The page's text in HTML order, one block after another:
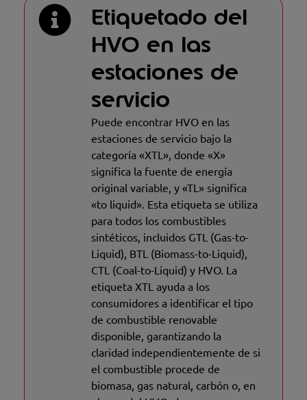
Etiquetado del
HVO en las
estaciones de
servicio
Puede encontrar HVO en las
estaciones de servicio bajo la
categoría «XTL», donde «X»
significa la fuente de energía
original variable, y «TL» significa
«to liquid». Esta etiqueta se utiliza
para todos los combustibles
sintéticos, incluidos GTL (Gas-to-
Liquid), BTL (Biomass-to-Liquid),
CTL (Coal-to-Liquid) y HVO. La
etiqueta XTL ayuda a los
consumidores a identificar el tipo
de combustible renovable
disponible, garantizando la
claridad independientemente de si
el combustible procede de
biomasa, gas natural, carbón o, en